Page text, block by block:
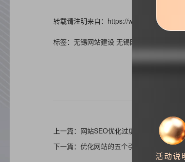
转载请注明来自：https://www.haizr.cn/help/
标签：无锡网站建设 无锡网站优化
上一篇：网站SEO优化过度站内的五大表现
下一篇：优化网站的五个引流方法
活动说